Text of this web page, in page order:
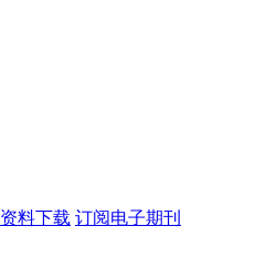
资料下载 订阅电子期刊